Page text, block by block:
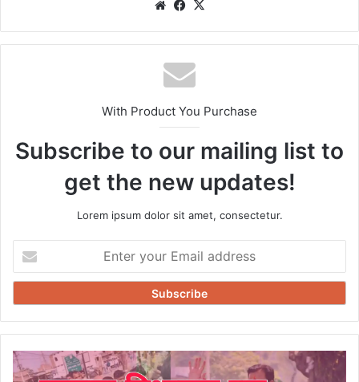
WebsiteFacebook
With Product You Purchase
Subscribe to our mailing list to
get the new updates!
Lorem ipsum dolor sit amet, consectetur.
your
Email
परबत्ता
विधायक